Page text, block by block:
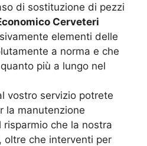
di sostituzione di pezzi
Cerveteri
elementi delle
a norma e che
più a lungo nel
vostro servizio potrete
la manutenzione
che la nostra
oltre che interventi per